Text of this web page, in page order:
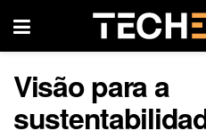
Visão para a